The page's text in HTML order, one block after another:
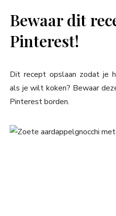
Bewaar dit
Pinterest!
Dit recept opslaan zodat je
als je wilt koken? Bewaar
Pinterest borden.